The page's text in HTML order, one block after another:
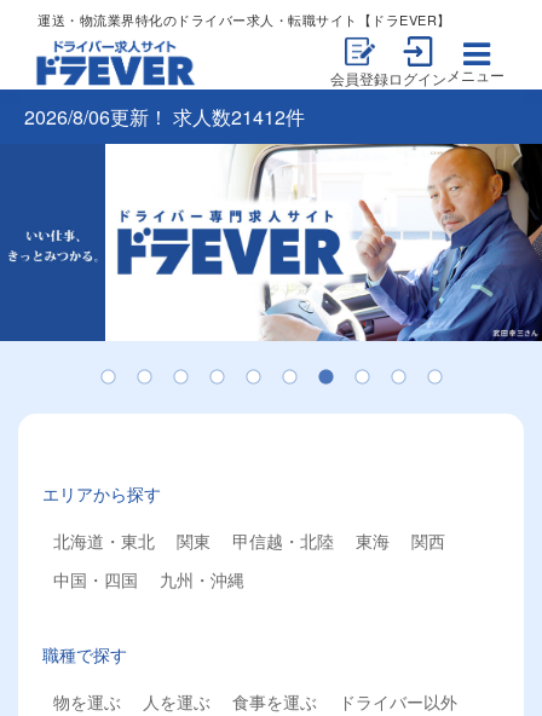
運送・物流業界特化のドライバー求人・転職サイト【ドラEVER】
会員登録ログイン メニュー
2026/8/06更新！ 求人数21412件
エリアから探す
北海道・東北
関東 甲信越・北陸 東海
関西
中国・四国
九州・沖縄
職種で探す
物を運ぶ
人を運ぶ 食事を運ぶ ドライバー以外